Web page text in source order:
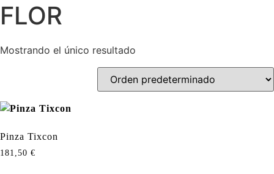
FLOR
Mostrando el único resultado
Pinza Tixcon
181,50 €